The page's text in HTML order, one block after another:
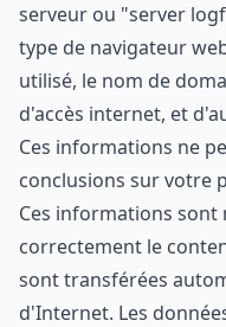
serveur ou "server
type de navigateur
utilisé, le nom de
d'accès internet, et
Ces informations ne
conclusions sur votre
Ces informations sont
correctement le
sont transférées
d'Internet. Les